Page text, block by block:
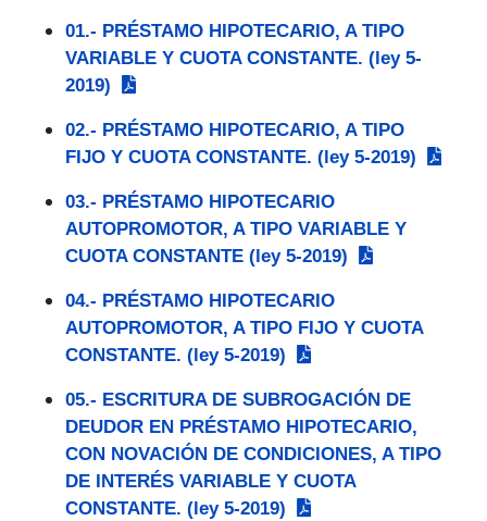
01.- PRÉSTAMO HIPOTECARIO, A TIPO
VARIABLE Y CUOTA CONSTANTE. (ley 5-
2019)
02.- PRÉSTAMO HIPOTECARIO, A TIPO
FIJO Y CUOTA CONSTANTE. (ley 5-2019)
03.- PRÉSTAMO HIPOTECARIO
AUTOPROMOTOR, A TIPO VARIABLE Y
CUOTA CONSTANTE (ley 5-2019)
04.- PRÉSTAMO HIPOTECARIO
AUTOPROMOTOR, A TIPO FIJO Y CUOTA
CONSTANTE. (ley 5-2019)
05.- ESCRITURA DE SUBROGACIÓN DE
DEUDOR EN PRÉSTAMO HIPOTECARIO,
CON NOVACIÓN DE CONDICIONES, A TIPO
DE INTERÉS VARIABLE Y CUOTA
CONSTANTE. (ley 5-2019)